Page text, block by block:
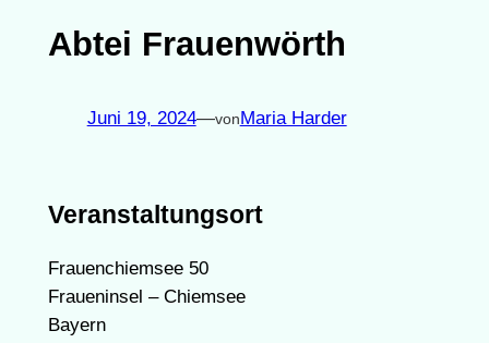
Abtei Frauenwörth
Juni 19, 2024—vonMaria Harder
Veranstaltungsort
Frauenchiemsee 50
Fraueninsel – Chiemsee
Bayern